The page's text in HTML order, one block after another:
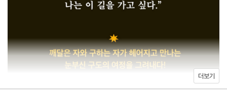
옮긴이의 말
더보기